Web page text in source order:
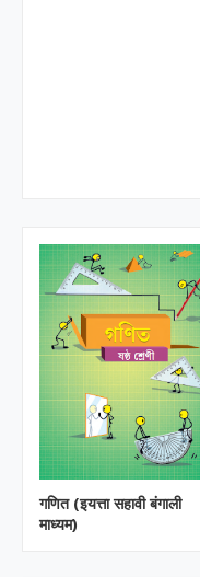
गणित (इयत्ता सहावी बंगाली
माध्यम)